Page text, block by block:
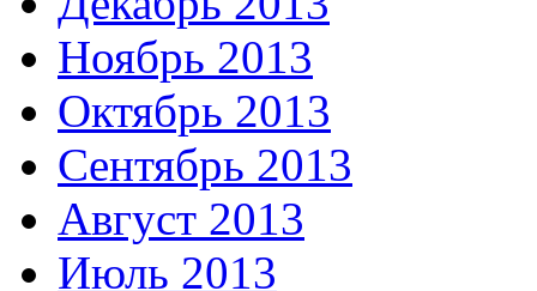
Ноябрь 2013
Октябрь 2013
Сентябрь 2013
Август 2013
Июль 2013